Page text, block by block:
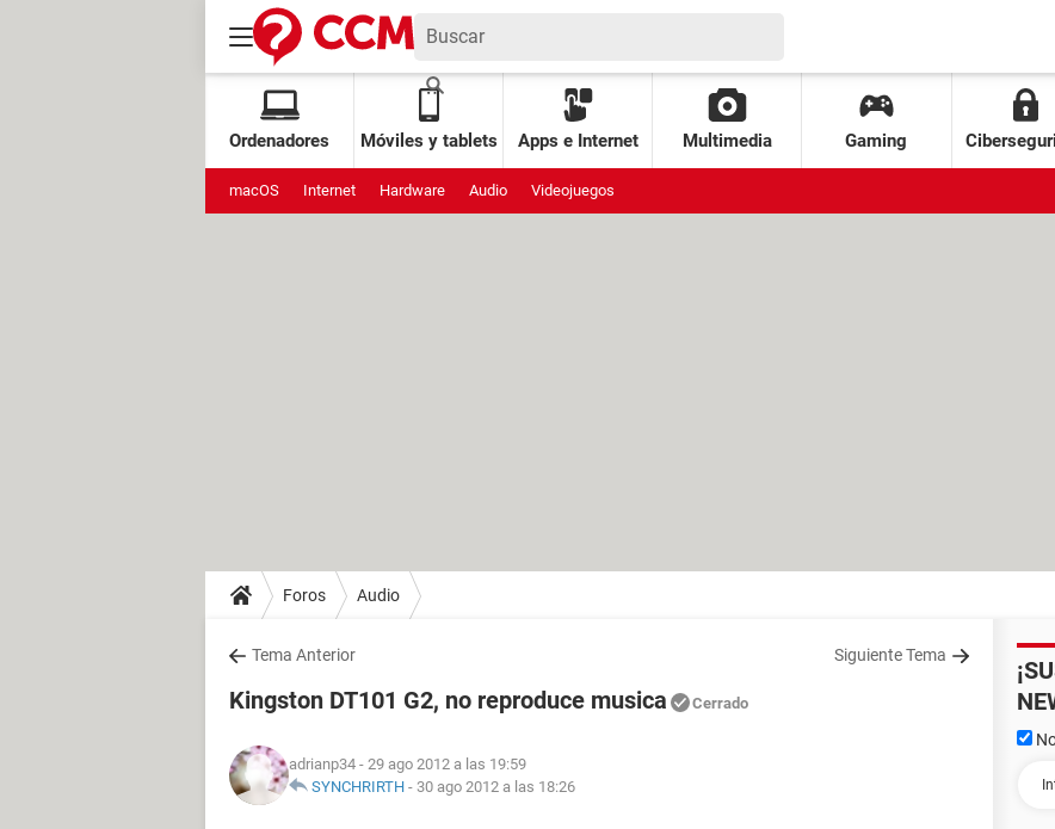
Ordenadores Móviles y tablets Apps e Internet Multimedia Gaming
macOS Internet Hardware Audio Videojuegos
Foros Audio
Tema Anterior Siguiente Tema
Kingston DT101 G2, no reproduce musica Cerrado
adrianp34 - 29 ago 2012 a las 19:59
SYNCHRIRTH - 30 ago 2012 a las 18:26